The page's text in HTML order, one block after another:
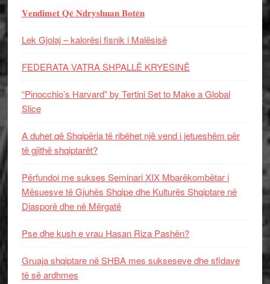
𝐕𝐞𝐧𝐝𝐢𝐦𝐞𝐭 𝐐𝐞̈ 𝐍𝐝𝐫𝐲𝐬𝐡𝐮𝐚𝐧 𝐁𝐨𝐭𝐞̈𝐧
Lek Gjolaj – kalorësi fisnik i Malësisë
FEDERATA VATRA SHPALLË KRYESINË
“Pinocchio’s Harvard” by Tertini Set to Make a Global
Slice
A duhet që Shqipëria të ribëhet një vend i jetueshëm për
të gjithë shqiptarët?
Përfundoi me sukses Seminari XIX Mbarëkombëtar i
Mësuesve të Gjuhës Shqipe dhe Kulturës Shqiptare në
Diasporë dhe në Mërgatë
Pse dhe kush e vrau Hasan Riza Pashën?
Gruaja shqiptare në SHBA mes sukseseve dhe sfidave
të së ardhmes